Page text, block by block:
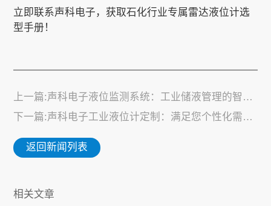
立即联系声科电子，获取石化行业专属雷达液位计选
型手册！
上一篇:声科电子液位监测系统：工业储液管理的智能化革新
下一篇:声科电子工业液位计定制：满足您个性化需求的精准测量方案
返回新闻列表
相关文章